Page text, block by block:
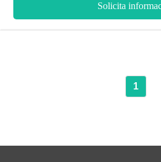
para garantizar la evolución de la
medio ambiente. El IPN imparte esta
Solicita
1